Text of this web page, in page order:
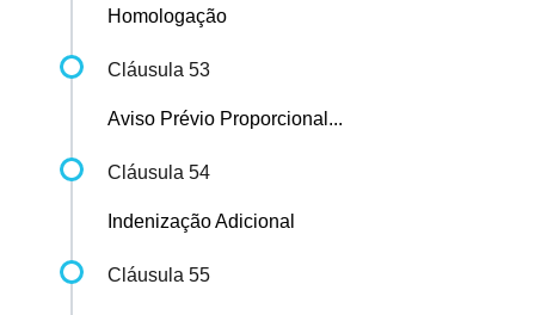
Homologação
Cláusula 53
Aviso Prévio Proporcional...
Cláusula 54
Indenização Adicional
Cláusula 55